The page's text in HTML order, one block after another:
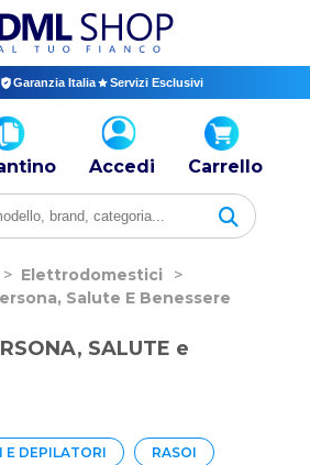
Garanzia Italia Servizi Esclusivi
Accedi Carrello
> Elettrodomestici
>
Salute E Benessere
SALUTE e
E DEPILATORI RASOI